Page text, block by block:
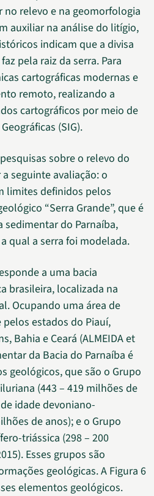
no relevo e na geomorfologia
auxiliar na análise do litígio,
indicam que a divisa
pela raiz da serra. Para
cartográficas modernas e
remoto, realizando a
cartográficos por meio de
(SIG).
sobre o relevo do
seguinte avaliação: o
limites definidos pelos
“Serra Grande”, que é
sedimentar do Parnaíba,
qual a serra foi modelada.
a uma bacia
brasileira, localizada na
Ocupando uma área de
estados do Piauí,
Bahia e Ceará (ALMEIDA et
da Bacia do Parnaíba é
geológicos, que são o Grupo
(443 – 419 milhões de
idade devoniano-
de anos); e o Grupo
triássica (298 – 200
Esses grupos são
geológicas. A Figura 6
elementos geológicos.